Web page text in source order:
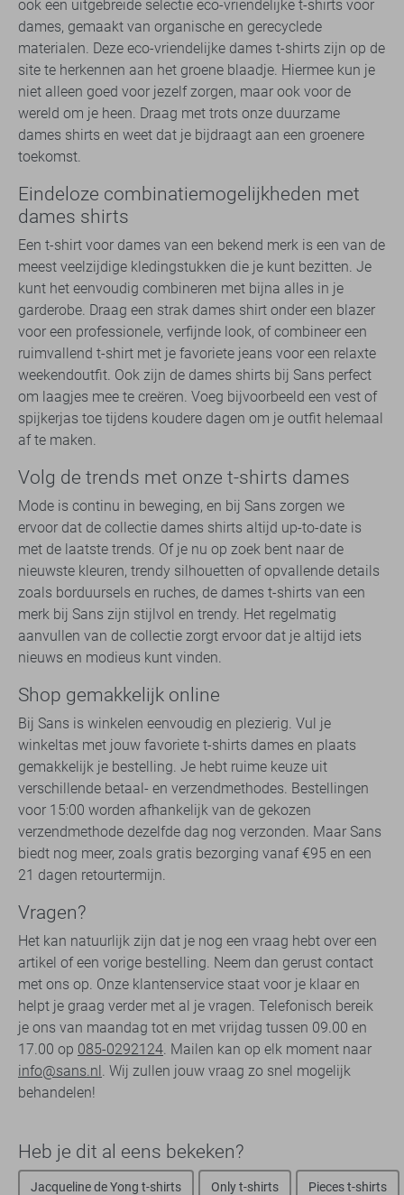
ook een uitgebreide selectie eco-vriendelijke t-shirts voor
dames, gemaakt van organische en gerecyclede
materialen. Deze eco-vriendelijke dames t-shirts zijn op de
site te herkennen aan het groene blaadje. Hiermee kun je
niet alleen goed voor jezelf zorgen, maar ook voor de
wereld om je heen. Draag met trots onze duurzame
dames shirts en weet dat je bijdraagt aan een groenere
toekomst.
Eindeloze combinatiemogelijkheden met
dames shirts
Een t-shirt voor dames van een bekend merk is een van de
meest veelzijdige kledingstukken die je kunt bezitten. Je
kunt het eenvoudig combineren met bijna alles in je
garderobe. Draag een strak dames shirt onder een blazer
voor een professionele, verfijnde look, of combineer een
ruimvallend t-shirt met je favoriete jeans voor een relaxte
weekendoutfit. Ook zijn de dames shirts bij Sans perfect
om laagjes mee te creëren. Voeg bijvoorbeeld een vest of
spijkerjas toe tijdens koudere dagen om je outfit helemaal
af te maken.
Volg de trends met onze t-shirts dames
Mode is continu in beweging, en bij Sans zorgen we
ervoor dat de collectie dames shirts altijd up-to-date is
met de laatste trends. Of je nu op zoek bent naar de
nieuwste kleuren, trendy silhouetten of opvallende details
zoals borduursels en ruches, de dames t-shirts van een
merk bij Sans zijn stijlvol en trendy. Het regelmatig
aanvullen van de collectie zorgt ervoor dat je altijd iets
nieuws en modieus kunt vinden.
Shop gemakkelijk online
Bij Sans is winkelen eenvoudig en plezierig. Vul je
winkeltas met jouw favoriete t-shirts dames en plaats
gemakkelijk je bestelling. Je hebt ruime keuze uit
verschillende betaal- en verzendmethodes. Bestellingen
voor 15:00 worden afhankelijk van de gekozen
verzendmethode dezelfde dag nog verzonden. Maar Sans
biedt nog meer, zoals gratis bezorging vanaf €95 en een
21 dagen retourtermijn.
Vragen?
Het kan natuurlijk zijn dat je nog een vraag hebt over een
artikel of een vorige bestelling. Neem dan gerust contact
met ons op. Onze klantenservice staat voor je klaar en
helpt je graag verder met al je vragen. Telefonisch bereik
je ons van maandag tot en met vrijdag tussen 09.00 en
17.00 op 085-0292124. Mailen kan op elk moment naar
info@sans.nl. Wij zullen jouw vraag zo snel mogelijk
behandelen!
Heb je dit al eens bekeken?
Jacqueline de Yong t-shirts Only t-shirts Pieces t-shirts